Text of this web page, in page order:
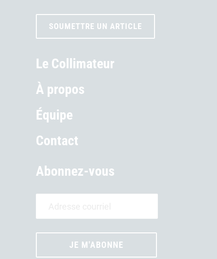
SOUMETTRE UN ARTICLE
Le Collimateur
À propos
Équipe
Contact
Abonnez-vous
JE M'ABONNE